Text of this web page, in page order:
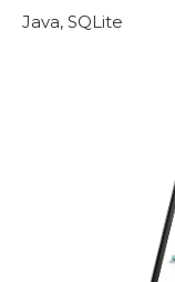
Java, SQLite